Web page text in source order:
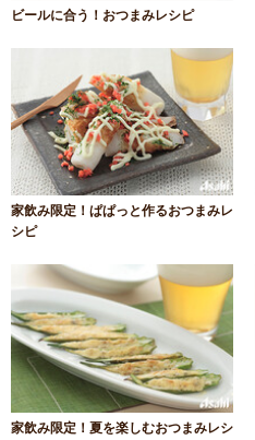
ビールに合う！おつまみレシピ
家飲み限定！ぱぱっと作るおつまみレ
シピ
家飲み限定！夏を楽しむおつまみレシ